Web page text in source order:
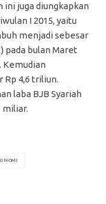
ini juga diungkapkan
I 2015, yaitu
menjadi sebesar
pada bulan Maret
Kemudian
Rp 4,6 triliun.
laba BJB Syariah
miliar.